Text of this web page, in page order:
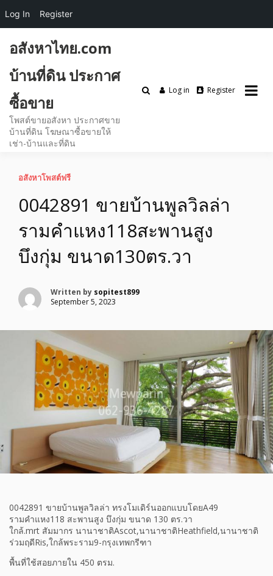
content
อสังหาไทย.com
บ้านที่ดิน ประกาศ
ซื้อขาย
โพสต์ขายอสังหา ประกาศขาย
บ้านที่ดิน โฆษณาซื้อขายให้
เช่า-บ้านและที่ดิน
Log in Register
อสังหาโพสต์ฟรี
0042891 ขายบ้านพูลวิลล่า
รามคำแหง118สะพานสูง
บึงกุ่ม ขนาด130ตร.วา
Written by sopitest899
September 5, 2023
0042891 ขายบ้านพูลวิลล่า ทรงโมเดิร์นออกแบบโดยA49
รามคำแหง118 สะพานสูง บึงกุ่ม ขนาด 130 ตร.วา
ใกล้.mrt สัมมากร นานาชาติAscot,นานาชาติHeathfield,นานาชาติ
ร่วมฤดีRis,ใกล้พระราม9-กรุงเทพกรีฑา
พื้นที่ใช้สอยภายใน 450 ตรม.
Log In Register